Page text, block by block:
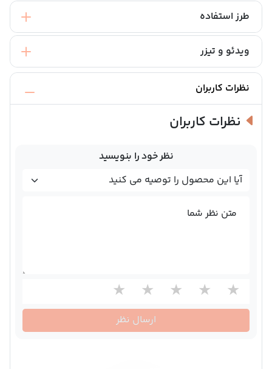
طرز استفاده
ویدئو و تیزر
نظرات کاربران
نظرات کاربران
نظر خود را بنویسید
متن نظر شما
ارسال نظر